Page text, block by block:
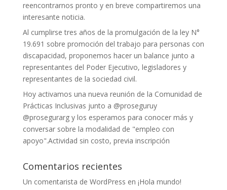
reencontrarnos pronto y en breve compartiremos una
interesante noticia.
Al cumplirse tres años de la promulgación de la ley N°
19.691 sobre promoción del trabajo para personas con
discapacidad, proponemos hacer un balance junto a
representantes del Poder Ejecutivo, legisladores y
representantes de la sociedad civil.
Hoy activamos una nueva reunión de la Comunidad de
Prácticas Inclusivas junto a @proseguruy
@prosegurarg y los esperamos para conocer más y
conversar sobre la modalidad de "empleo con
apoyo".Actividad sin costo, previa inscripción
Comentarios recientes
Un comentarista de WordPress en ¡Hola mundo!